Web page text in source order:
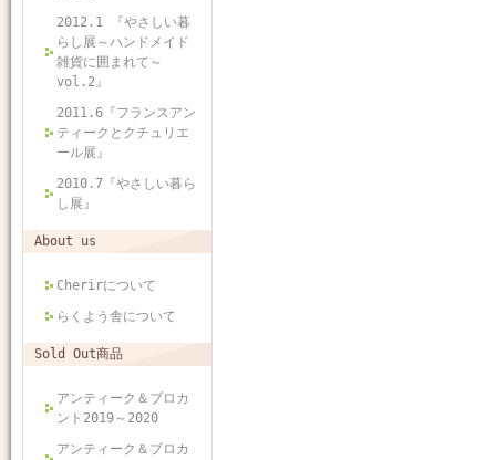
2012.1 『やさしい暮
らし展～ハンドメイド
雑貨に囲まれて～
vol.2』
2011.6『フランスアン
ティークとクチュリエ
ール展』
2010.7『やさしい暮ら
し展』
About us
Cherirについて
らくよう舎について
Sold Out商品
アンティーク＆ブロカ
ント2019～2020
アンティーク＆ブロカ